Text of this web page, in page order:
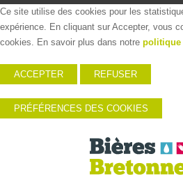
Ce site utilise des cookies pour les
expérience. En cliquant sur Accepter, vous
cookies. En savoir plus dans notre politique
ACCEPTER REFUSER
PRÉFÉRENCES DES COOKIES